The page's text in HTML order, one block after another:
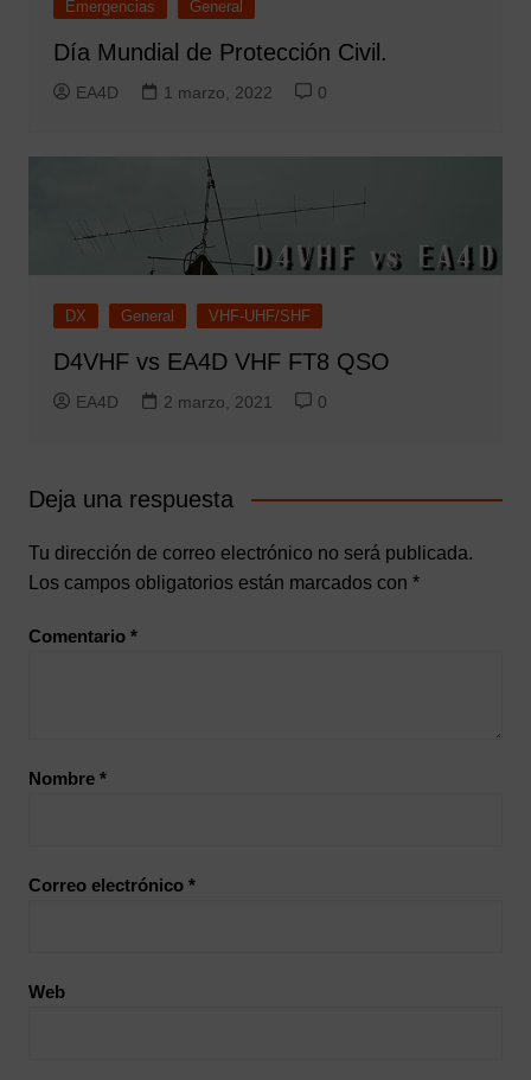
Emergencias General
Día Mundial de Protección Civil.
EA4D 1 marzo, 2022 0
DX General VHF-UHF/SHF
D4VHF vs EA4D VHF FT8 QSO
EA4D 2 marzo, 2021 0
Deja una respuesta
Tu dirección de correo electrónico no será publicada.
Los campos obligatorios están marcados con *
Comentario *
Nombre *
Correo electrónico *
Web